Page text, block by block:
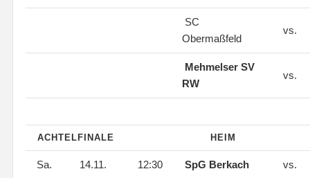
SC
Obermaßfeld
vs.
Mehmelser SV
RW
vs.
ACHTELFINALE HEIM
Sa. 14.11. 12:30 SpG Berkach vs.